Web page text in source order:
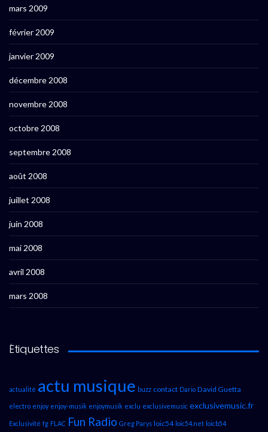
mars 2009
février 2009
janvier 2009
décembre 2008
novembre 2008
octobre 2008
septembre 2008
août 2008
juillet 2008
juin 2008
mai 2008
avril 2008
mars 2008
Étiquettes
actualité actu musique buzz contact Dario David Guetta
electro enjoy enjoy-musik enjoymusik exclu exclusivemusic exclusivemusic.fr
Exclusivité fg FLAC Fun Radio Greg Parys loic54 loic54.net loicb54